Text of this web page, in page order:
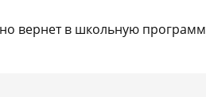
вернет в школьную